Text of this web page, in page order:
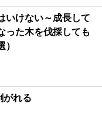
いけない～成長して
った木を伐採しても
）
がれる